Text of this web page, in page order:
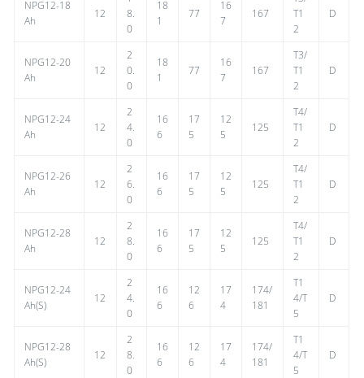
NPG12-18
Ah
12
8.
0
18
1
77
16
7
167
T1
2
D
NPG12-20
Ah
12
2
0.
0
18
1
77
16
7
167
T3/
T1
2
D
NPG12-24
Ah
12
2
4.
0
16
6
17
5
12
5
125
T4/
T1
2
D
NPG12-26
Ah
12
2
6.
0
16
6
17
5
12
5
125
T4/
T1
2
D
NPG12-28
Ah
12
2
8.
0
16
6
17
5
12
5
125
T4/
T1
2
D
NPG12-24
Ah(S)
12
2
4.
0
16
6
12
6
17
4
174/
181
T1
4/T
5
D
NPG12-28
Ah(S)
12
2
8.
0
16
6
12
6
17
4
174/
181
T1
4/T
5
D